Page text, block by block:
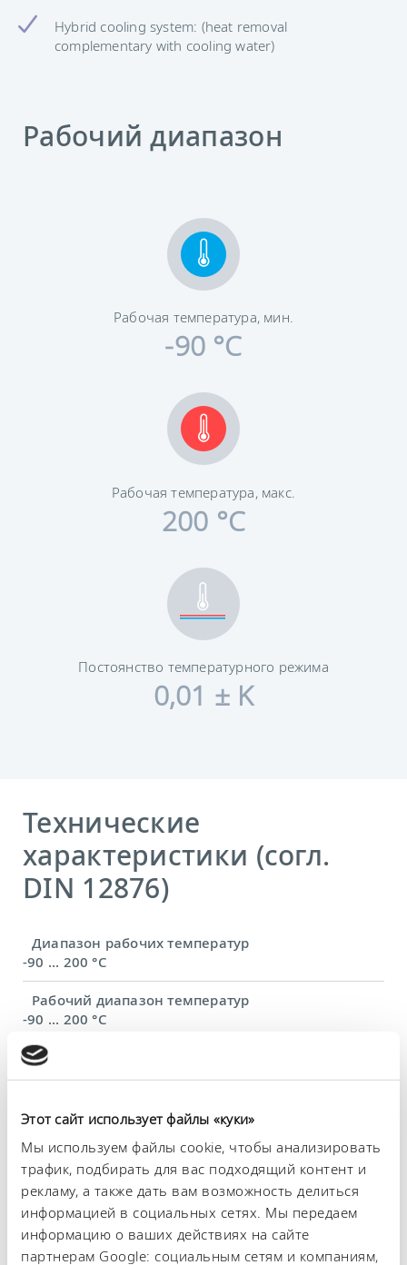
Этот сайт использует файлы «куки»
Мы используем файлы cookie, чтобы анализировать
трафик, подбирать для вас подходящий контент и
рекламу, а также дать вам возможность делиться
информацией в социальных сетях. Мы передаем
информацию о ваших действиях на сайте
партнерам Google: социальным сетям и компаниям,
Hybrid cooling system: (heat removal
complementary with cooling water)
Рабочий диапазон
Рабочая температура, мин.
-90 °C
Рабочая температура, макс.
200 °C
Постоянство температурного режима
0,01 ± K
Технические
характеристики (согл.
DIN 12876)
Диапазон рабочих температур
-90 ... 200 °C
Рабочий диапазон температур
-90 ... 200 °C
Диапазон температуры окружающей среды
5 ... 40 °C
Постоянство температурного режима
Теплопроизводительность, макс.
3,3 kW
Потребляемая мощность, макс.
3,5 kW